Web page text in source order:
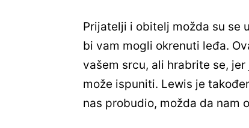
Prijatelji i obitelj možda su se
bi vam mogli okrenuti leđa.
vašem srcu, ali hrabrite se,
može ispuniti. Lewis je
nas probudio, možda da nam